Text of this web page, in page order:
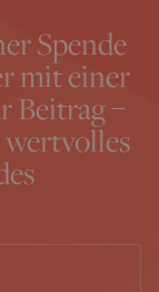
Spende
mit einer
Beitrag –